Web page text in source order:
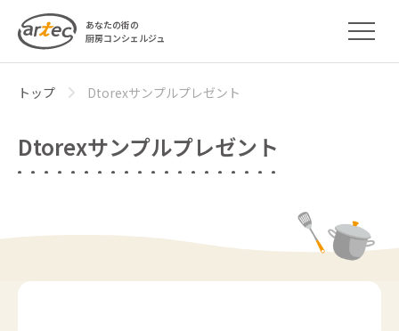
あなたの街の
厨房コンシェルジュ
トップ Dtorexサンプルプレゼント
Dtorexサンプルプレゼント